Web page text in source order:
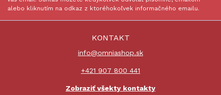
alebo kliknutím na odkaz z ktoréhokoľvek informačného emailu.
KONTAKT
info@omniashop.sk
+421 907 800 441
Zobraziť všekty kontakty